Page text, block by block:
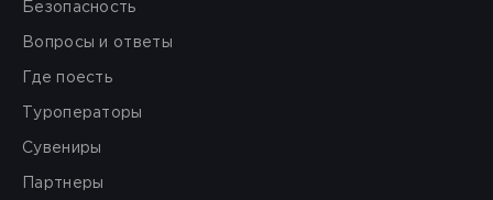
Безопасность
Вопросы и ответы
Где поесть
Туроператоры
Сувениры
Партнеры